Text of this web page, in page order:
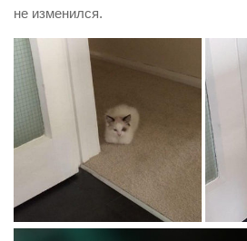
не изменился.